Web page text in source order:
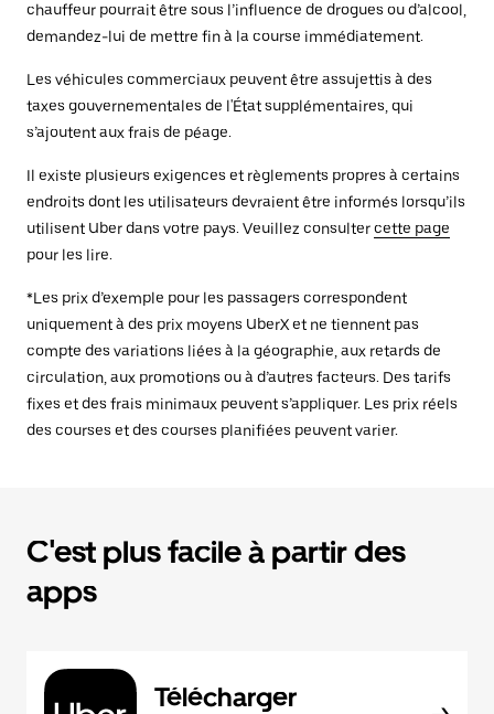
chauffeur pourrait être sous l’influence de drogues ou d’alcool,
demandez-lui de mettre fin à la course immédiatement.
Les véhicules commerciaux peuvent être assujettis à des
taxes gouvernementales de l'État supplémentaires, qui
s’ajoutent aux frais de péage.
Il existe plusieurs exigences et règlements propres à certains
endroits dont les utilisateurs devraient être informés lorsqu’ils
utilisent Uber dans votre pays. Veuillez consultercette page
pour les lire.
*Les prix d’exemple pour les passagers correspondent
uniquement à des prix moyens UberX et ne tiennent pas
compte des variations liées à la géographie, aux retards de
circulation, aux promotions ou à d’autres facteurs. Des tarifs
fixes et des frais minimaux peuvent s’appliquer. Les prix réels
des courses et des courses planifiées peuvent varier.
C'est plus facile à partir des
apps
Télécharger